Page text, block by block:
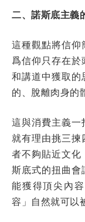
二、諾斯底主義
這種觀點將信仰
爲信仰只存在
和講道中獲取的
的、脫離肉身的
這與消費主義一
就有理由挑三
者不夠貼近文化
斯底式的扭曲會
能獲得頂尖內
容」自然就可以